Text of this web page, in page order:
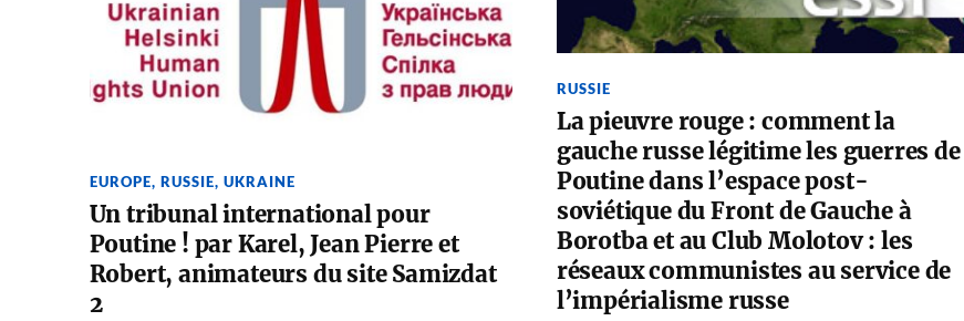
EUROPE, RUSSIE, UKRAINE
Un tribunal international pour
Poutine ! par Karel, Jean Pierre et
Robert, animateurs du site Samizdat
2
RUSSIE
La pieuvre rouge : comment la
gauche russe légitime les guerres de
Poutine dans l’espace post-
soviétique du Front de Gauche à
Borotba et au Club Molotov : les
réseaux communistes au service de
l’impérialisme russe